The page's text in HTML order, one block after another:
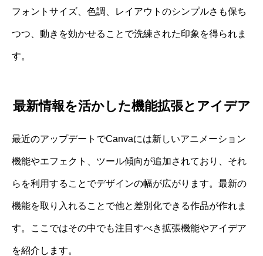
フォントサイズ、色調、レイアウトのシンプルさも保ち
つつ、動きを効かせることで洗練された印象を得られま
す。
最新情報を活かした機能拡張とアイデア
最近のアップデートでCanvaには新しいアニメーション
機能やエフェクト、ツール傾向が追加されており、それ
らを利用することでデザインの幅が広がります。最新の
機能を取り入れることで他と差別化できる作品が作れま
す。ここではその中でも注目すべき拡張機能やアイデア
を紹介します。